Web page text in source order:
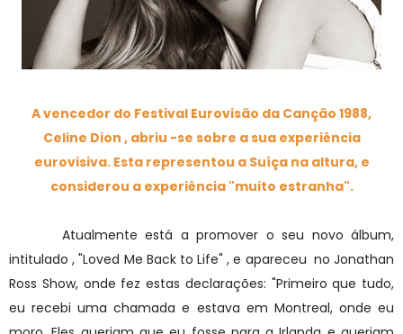
A vencedor do Festival Eurovisão da Canção 1988,
Celine Dion , abriu -se sobre a sua experiência
eurovisiva. Esta representou a Suíça na altura, e
considerou a experiência "muito estranha".
Atualmente está a promover o seu novo álbum,
intitulado , "Loved Me Back to Life" , e apareceu no Jonathan
Ross Show, onde fez estas declarações: "Primeiro que tudo,
eu recebi uma chamada e estava em Montreal, onde eu